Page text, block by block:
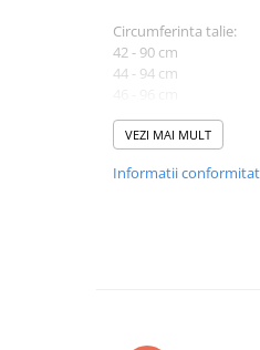
Circumferinta talie:
42 - 90 cm
44 - 94 cm
48 - 100 cm
50 - 104 cm
Lungime produs
VEZI MAI MULT
Informatii